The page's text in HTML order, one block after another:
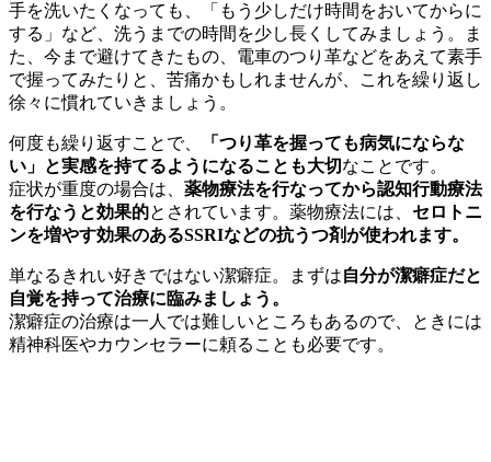
手を洗いたくなっても、「もう少しだけ時間をおいてからに
する」など、洗うまでの時間を少し長くしてみましょう。ま
た、今まで避けてきたもの、電車のつり革などをあえて素手
で握ってみたりと、苦痛かもしれませんが、これを繰り返し
徐々に慣れていきましょう。
何度も繰り返すことで、
「つり革を握っても病気にならな
い」と実感を持てるようになることも大切なことです。
症状が重度の場合は、 薬物療法を行なってから認知行動療法
を行なうと効果的とされています。薬物療法には、 セロトニ
ンを増やす効果のあるSSRIなどの抗うつ剤が使われます。
単なるきれい好きではない潔癖症。まずは自分が潔癖症だと
自覚を持って治療に臨みましょう。
潔癖症の治療は一人では難しいところもあるので、ときには
精神科医やカウンセラーに頼ることも必要です。